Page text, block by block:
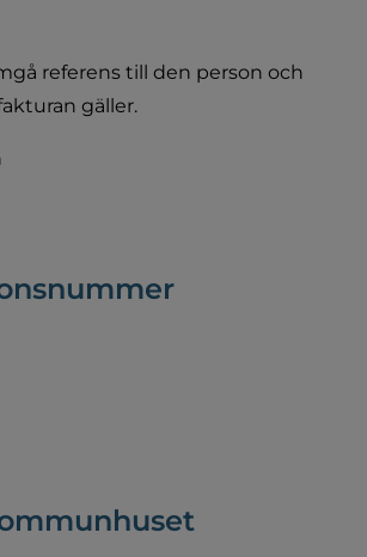
referens till den person och
gäller.